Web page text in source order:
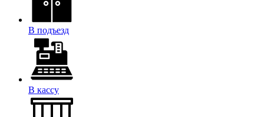
В подъезд
В кассу